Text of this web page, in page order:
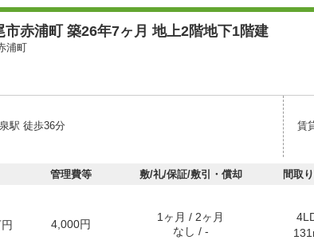
市赤浦町 築26年7ヶ月 地上2階地下1階建
浦町
駅 徒歩36分 賃
管理費等 敷/礼/保証/敷引・償却 間取
4,000円
1ヶ月 / 2ヶ月
なし / -